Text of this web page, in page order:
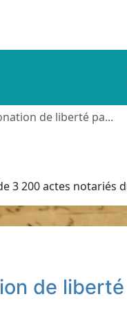
3 200 actes
de liberté pa...
de